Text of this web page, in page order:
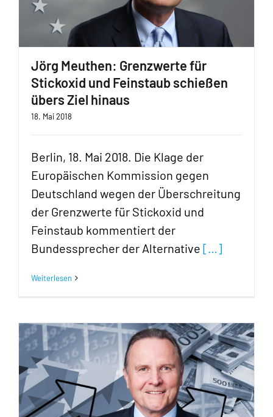
Jörg Meuthen: Grenzwerte für
Stickoxid und Feinstaub schießen
übers Ziel hinaus
18. Mai 2018
Berlin, 18. Mai 2018. Die Klage der
Europäischen Kommission gegen
Deutschland wegen der Überschreitung
der Grenzwerte für Stickoxid und
Feinstaub kommentiert der
Bundessprecher der Alternative […]
Weiterlesen